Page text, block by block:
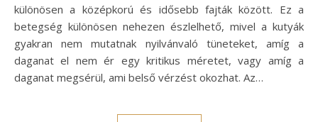
különösen a középkorú és idősebb fajták között. Ez a
betegség különösen nehezen észlelhető, mivel a kutyák
gyakran nem mutatnak nyilvánvaló tüneteket, amíg a
daganat el nem ér egy kritikus méretet, vagy amíg a
daganat megsérül, ami belső vérzést okozhat. Az…